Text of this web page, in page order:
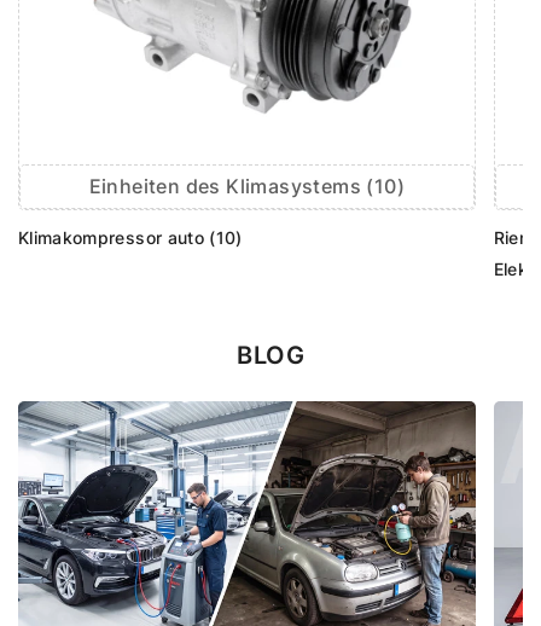
Einheiten des Klimasystems (10)
Klimakompressor auto (10)
BLOG